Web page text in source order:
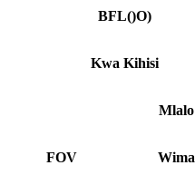
BFL()O)
Kwa Kihisi
FOV
Mlalo
Wima